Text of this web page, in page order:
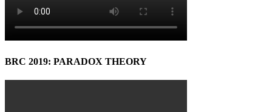
BRC 2019: PARADOX THEORY